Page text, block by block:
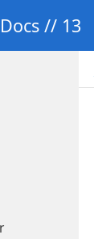
// 13